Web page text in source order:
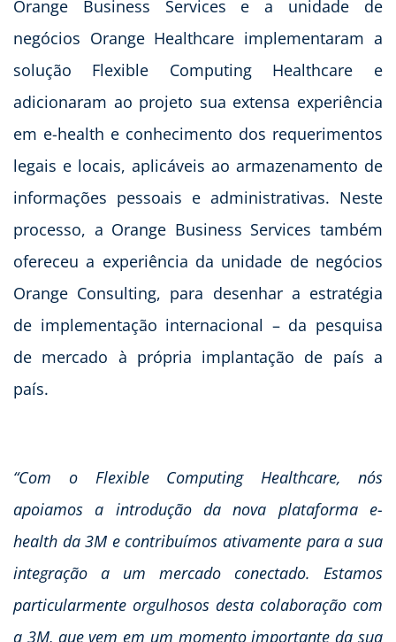
Orange Business Services e a unidade de
negócios Orange Healthcare implementaram a
solução Flexible Computing Healthcare e
adicionaram ao projeto sua extensa experiência
em e-health e conhecimento dos requerimentos
legais e locais, aplicáveis ao armazenamento de
informações pessoais e administrativas. Neste
processo, a Orange Business Services também
ofereceu a experiência da unidade de negócios
Orange Consulting, para desenhar a estratégia
de implementação internacional – da pesquisa
de mercado à própria implantação de país a
país.
“Com o Flexible Computing Healthcare, nós
apoiamos a introdução da nova plataforma e-
health da 3M e contribuímos ativamente para a sua
integração a um mercado conectado. Estamos
particularmente orgulhosos desta colaboração com
a 3M, que vem em um momento importante da sua